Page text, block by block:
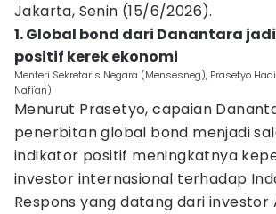
Jakarta, Senin (15/6/2026).
1. Global bond dari Danantara
positif kerek ekonomi
Menteri Sekretaris Negara (Mensesneg), Prasetyo
Nafi'an)
Menurut Prasetyo, capaian
penerbitan global bond menjadi
indikator positif meningkatnya
investor internasional terhadap
Respons yang datang dari investor